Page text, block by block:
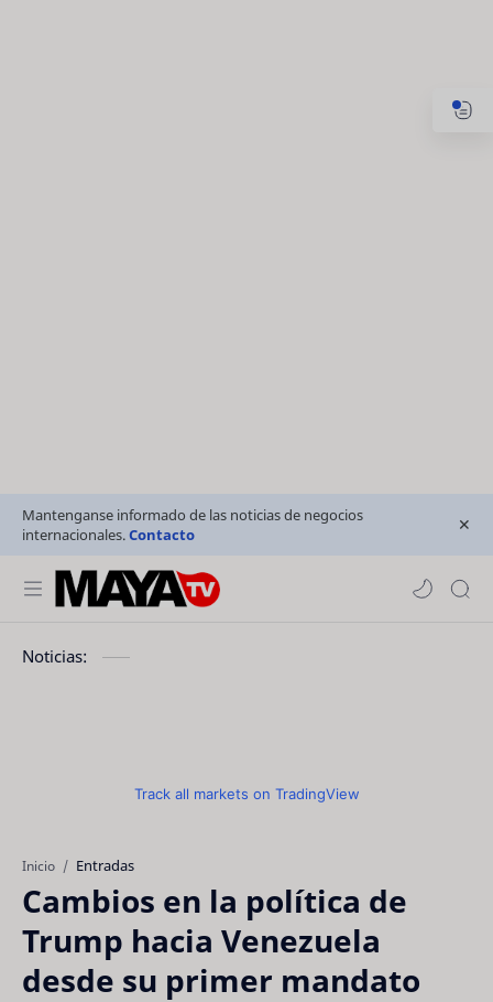
Mantenganse informado de las noticias de negocios
internacionales.Contacto
Noticias:
Track all markets on TradingView
Inicio Entradas
Cambios en la política de
Trump hacia Venezuela
desde su primer mandato